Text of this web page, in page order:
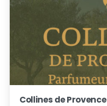
Collines de Provence